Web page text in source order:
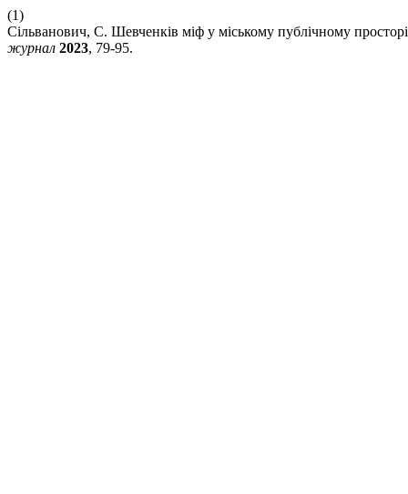
(1)
Сільванович, С. Шевченків міф у міському публічному
журнал 2023, 79-95.